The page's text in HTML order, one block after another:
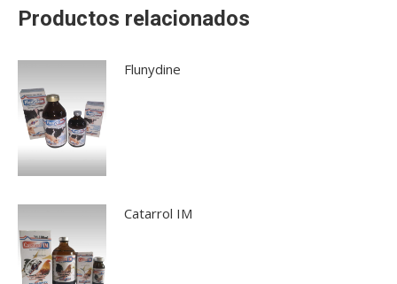
Productos relacionados
Flunydine
Catarrol IM